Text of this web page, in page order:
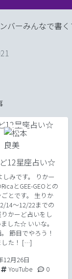
みんなで書くブ
12星座占い☆
みです。 りかー
とGEE-GEOとの
とです。 生りか
14～12/22までの
りかーど占いをし
した☆ いいな。
節目でやろう！
した！ […]
12月26日
inTags:
YouTube 0